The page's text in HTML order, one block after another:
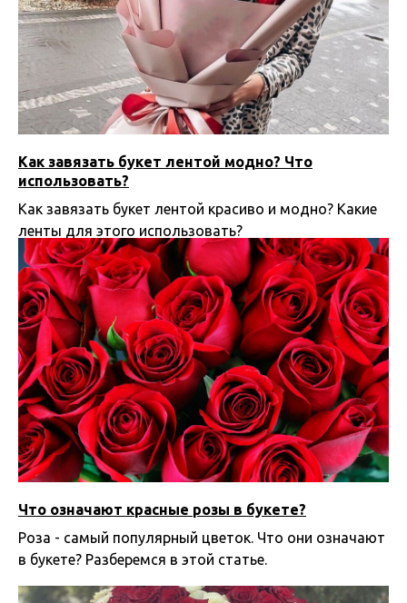
Как завязать букет лентой модно? Что
использовать?
Как завязать букет лентой красиво и модно? Какие
ленты для этого использовать?
15.02.2025 21:00
Что означают красные розы в букете?
Роза - самый популярный цветок. Что они означают
в букете? Разберемся в этой статье.
10.02.2025 06:00